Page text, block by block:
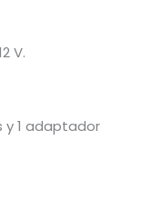
V.
y 1 adaptador